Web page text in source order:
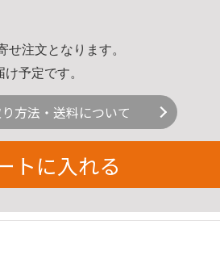
せ注文となります。
予定です。
方法・送料について
トに入れる